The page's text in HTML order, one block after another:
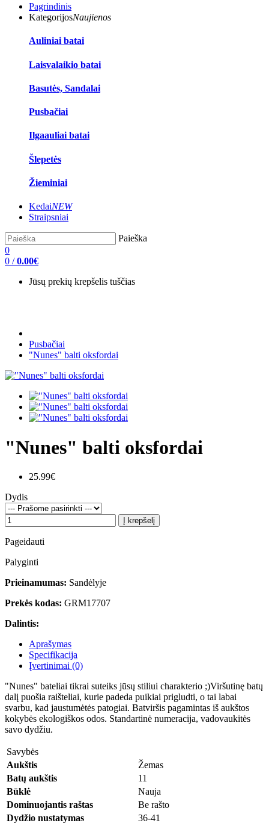
Pagrindinis
KategorijosNaujienos
Auliniai batai
Laisvalaikio batai
Basutės, Sandalai
Pusbačiai
Ilgaauliai batai
Šlepetės
Žieminiai
KedaiNEW
Straipsniai
Paieška
0
0 / 0.00€
Jūsų prekių krepšelis tuščias
Pusbačiai
"Nunes" balti oksfordai
"Nunes" balti oksfordai
25.99€
Dydis
Į krepšelį
Pageidauti
Palyginti
Prieinamumas: Sandėlyje
Prekės kodas: GRM17707
Dalintis:
Aprašymas
Specifikacija
Įvertinimai (0)
"Nunes" bateliai tikrai suteiks jūsų stiliui charakterio ;)Viršutinę batų
dalį puošia raišteliai, kurie padeda puikiai prigludti, o tai labai
svarbu, kad jaustumėtės patogiai. Batviršis pagamintas iš aukštos
kokybės ekologiškos odos. Standartinė numeracija, vadovaukitės
savo dydžiu.
Savybės
Aukštis
Žemas
Batų aukštis
11
Būklė
Nauja
Dominuojantis raštas
Be rašto
Dydžio nustatymas
36-41